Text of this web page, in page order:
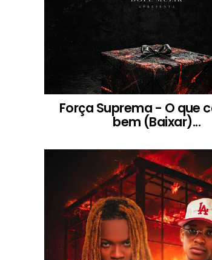
Força Suprema - O que
bem (Baixar)...